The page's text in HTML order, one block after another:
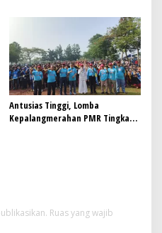
Antusias Tinggi, Lomba
Kepalangmerahan PMR Tingkat
Ruas yang wajib